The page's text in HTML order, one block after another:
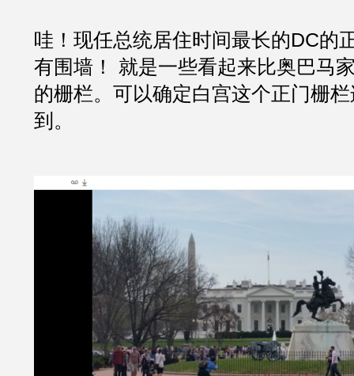
哇！现任总统居住时间最长的DC的
有围墙！ 就是一些看起来比奥巴马
的栅栏。可以确定白宫这个正门栅
到。